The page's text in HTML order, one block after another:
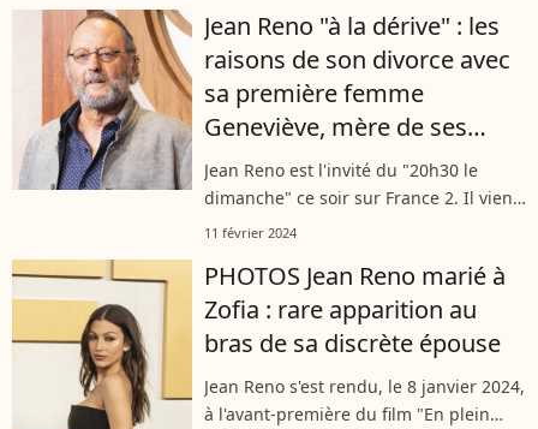
confié sur sa belle amitié...
Jean Reno "à la dérive" : les
raisons de son divorce avec
sa première femme
Geneviève, mère de ses
enfants Sandra et Michael
Jean Reno est l'invité du "20h30 le
dimanche" ce soir sur France 2. Il vient
faire la promotion de "Maison de
également sur les films cultes de...
11 février 2024
PHOTOS Jean Reno marié à
Zofia : rare apparition au
bras de sa discrète épouse
Jean Reno s'est rendu, le 8 janvier 2024,
à l'avant-première du film "En plein